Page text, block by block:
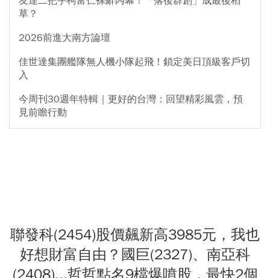
草？
2026前進大南方論壇
佳世達集團艦隊無人機小隊起飛！鎖定美日頂級客戶切
入
今周刊30週年特輯｜更好的台灣：回望精彩風雲，預
見前瞻行動
聯發科(2454)股價飆新高3985元，我也
好想財富自由？國巨(2327)、南亞科